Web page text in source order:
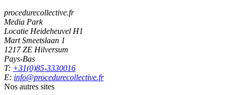
procedurecollective.fr
Media Park
Locatie Heideheuvel H1
Mart Smeetslaan 1
1217 ZE Hilversum
Pays-Bas
T: +31(0)85-3330016
E: info@procedurecollective.fr
Nos autres sites